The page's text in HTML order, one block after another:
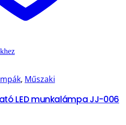
, Műszaki
LED munkalámpa JJ-006